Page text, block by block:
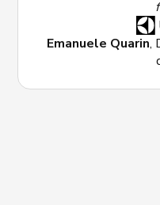
Emanuele Quarin,